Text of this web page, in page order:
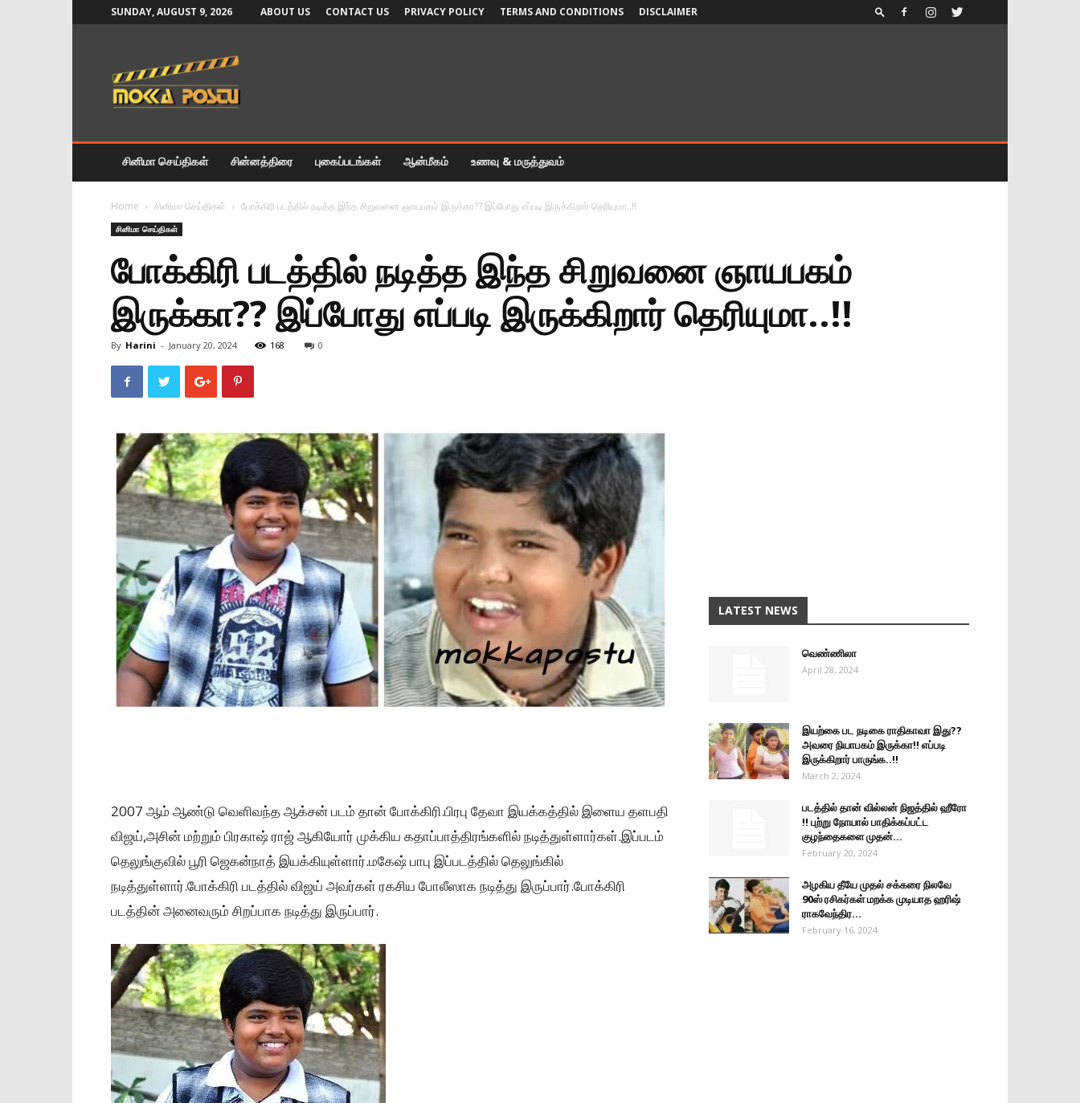
SUNDAY, AUGUST 9, 2026 ABOUT US CONTACT US PRIVACY POLICY TERMS AND CONDITIONS DISCLAIMER
Postu
News
சினிமா செய்திகள் சின்னத்திரை புகைப்படங்கள் ஆன்மீகம் உணவு & மருத்துவம்
Home சினிமா செய்திகள் போக்கிரி படத்தில் நடித்த இந்த சிறுவனை ஞாயபகம் இருக்கா?? இப்போது எப்படி இருக்கிறார் தெரியுமா..!!
சினிமா செய்திகள்
போக்கிரி படத்தில் நடித்த இந்த சிறுவனை ஞாயபகம்
இருக்கா?? இப்போது எப்படி இருக்கிறார் தெரியுமா..!!
By Harini - January 20, 2024 168 0
2007 ஆம் ஆண்டு வெளிவந்த ஆக்சன் படம் தான் போக்கிரி.பிரபு தேவா இயக்கத்தில் இளைய தளபதி
விஜய்,அசின் மற்றும் பிரகாஷ் ராஜ் ஆகியோர் முக்கிய கதாப்பாத்திரங்களில் நடித்துள்ளார்கள்.இப்படம்
தெலுங்குவில் பூரி ஜெகன்நாத் இயக்கியுள்ளார்.மகேஷ் பாபு இப்படத்தில் தெலுங்கில்
நடித்துள்ளார்.போக்கிரி படத்தில் விஜய் அவர்கள் ரகசிய போலீஸாக நடித்து இருப்பார்.போக்கிரி
படத்தின் அனைவரும் சிறப்பாக நடித்து இருப்பார்.
LATEST NEWS
வெண்ணிலா
April 28, 2024
இயற்கை பட நடிகை ராதிகாவா இது??
அவரை நியாபகம் இருக்கா!! எப்படி
இருக்கிறார் பாருங்க..!!
March 2, 2024
படத்தில் தான் வில்லன் நிஜத்தில் ஹீரோ
!! புற்று நோயால் பாதிக்கப்பட்ட
குழந்தைகளை முதன்...
February 20, 2024
அழகிய தீயே முதல் சக்கரை நிலவே
90ஸ் ரசிகர்கள் மறக்க முடியாத ஹரிஷ்
ராகவேந்திர...
February 16, 2024